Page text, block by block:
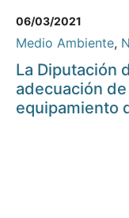
06/03/2021
Medio Ambiente,
La Diputación
adecuación
equipamiento